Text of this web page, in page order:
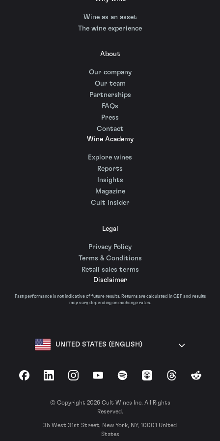
Wine as an asset
The wine experience
About
Our company
Our team
Partnerships
FAQs
Press
Contact
Wine Academy
Explore wines
Reports
Insights
Magazine
Cult Insider
Legal
Privacy Policy
Terms & Conditions
Retail sales terms
Disclaimer
Past performance is not indicative of future results. Returns are calculated in GBP and results
may vary depending on exchange rates.
UNITED STATES (ENGLISH)
FacebookLinkedInInstagramYouTubeSpotify Apple Podcasts
ThreadsReddit
© Copyright 2026 Cult Wines Inc. All Rights
Reserved.
35 West 31st Street, New York, NY, 10001 United
States